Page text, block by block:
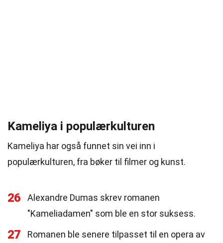
Kameliya i populærkulturen
Kameliya har også funnet sin vei inn i
populærkulturen, fra bøker til filmer og kunst.
26
Alexandre Dumas skrev romanen
"Kameliadamen" som ble en stor suksess.
27
Romanen ble senere tilpasset til en opera av